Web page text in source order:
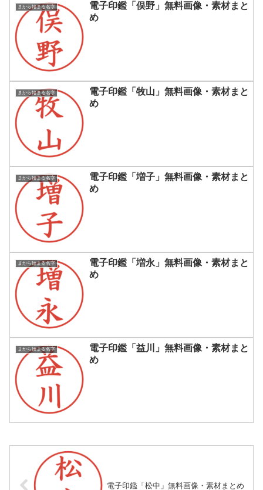
まから始まる名字
電子印鑑「俣野」無料画像・素材まと
め
まから始まる名字
電子印鑑「牧山」無料画像・素材まと
め
まから始まる名字
電子印鑑「増子」無料画像・素材まと
め
まから始まる名字
電子印鑑「増永」無料画像・素材まと
め
まから始まる名字
電子印鑑「益川」無料画像・素材まと
め
電子印鑑「松中」無料画像・素材まとめ